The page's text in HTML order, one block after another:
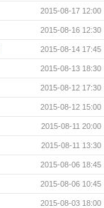
2015-08-17 12:00
2015-08-16 12:30
2015-08-14 17:45
2015-08-13 18:30
2015-08-12 17:30
2015-08-12 15:00
2015-08-11 20:00
2015-08-11 13:30
2015-08-06 18:45
2015-08-06 10:45
2015-08-03 18:00